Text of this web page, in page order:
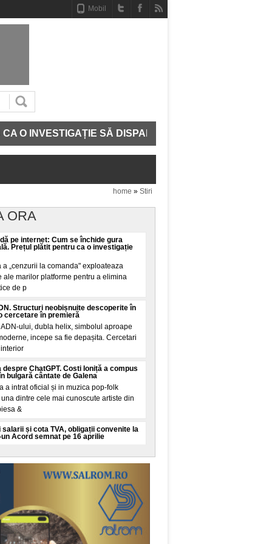
Mobil
SĂ DISPARĂ
home » Stiri
ORA
pe internet: Cum se închide gura
Prețul plătit pentru ca o investigație
a „cenzurii la comanda" exploateaza
ale marilor platforme pentru a elimina
de p
Structuri neobișnuite descoperite în
cercetare în premieră
ului, dubla helix, simbolul aproape
incepe sa fie depașita. Cercetari
ChatGPT. Costi Ioniță a compus
bulgară cântate de Galena
a intrat oficial și in muzica pop-folk
dintre cele mai cunoscute artiste din
&
salarii și cota TVA, obligații convenite la
Acord semnat pe 16 aprilie
Finanțelor și ratificat joi de Parlament
țarii
vine din Spania: Mosadul israelian e în
din Ceuta
și de analiza din China
controversata. Potrivit acestor voci, citate
servici